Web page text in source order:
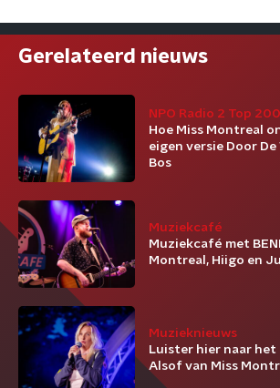
Gerelateerd nieuws
NPO Radio 2 Top
Hoe Miss Montreal
eigen versie Door
Bos
Muziekcafé
Muziekcafé met
Montreal, Hiigo en
Muzieknieuws
Luister hier naar het
Alsof van Miss